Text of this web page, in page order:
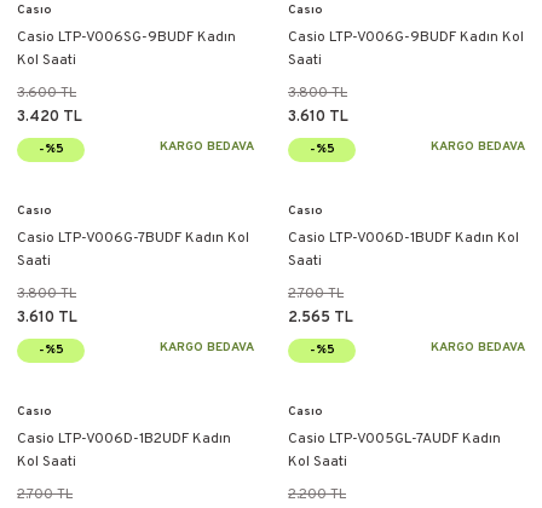
Casıo
Casio LTP-V006SG-9BUDF Kadın
Kol Saati
3.600 TL
3.420 TL
-%5 KARGO BEDAVA
Casıo
Casio LTP-V006G-9BUDF Kadın Kol
Saati
3.800 TL
3.610 TL
-%5 KARGO BEDAVA
Casıo
Casio LTP-V006G-7BUDF Kadın Kol
Saati
3.800 TL
3.610 TL
-%5 KARGO BEDAVA
Casıo
Casio LTP-V006D-1BUDF Kadın Kol
Saati
2.700 TL
2.565 TL
-%5 KARGO BEDAVA
Casıo
Casio LTP-V006D-1B2UDF Kadın
Kol Saati
2.700 TL
Casıo
Casio LTP-V005GL-7AUDF Kadın
Kol Saati
2.200 TL